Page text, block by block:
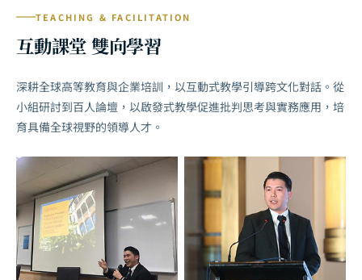
TEACHING & FACILITATION
互動課堂 雙向學習
深耕全球高等教育與企業培訓，以互動式教學引導跨文化對話。從
小組研討到百人論壇，以啟發式教學促進批判思考與實務應用，培
育具備全球視野的領導人才。